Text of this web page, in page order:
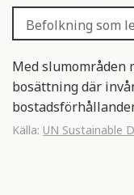
Med slumområden
bosättning där
Källa: UN Sustainable